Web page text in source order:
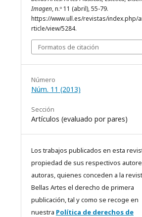
Imagen, n.º 11 (abril), 55-79.
https://www.ull.es/revistas/index.php/
rticle/view/5284.
Formatos de citación
Número
Núm. 11 (2013)
Sección
Artículos (evaluado por pares)
Los trabajos publicados en esta
propiedad de sus respectivos
autoras, quienes conceden a la
Bellas Artes el derecho de primera
publicación, tal y como se recoge en
nuestra Política de derechos de